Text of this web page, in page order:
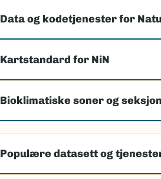
Data og kodetjenester for
Kartstandard for NiN
Bioklimatiske soner og
Populære datasett og